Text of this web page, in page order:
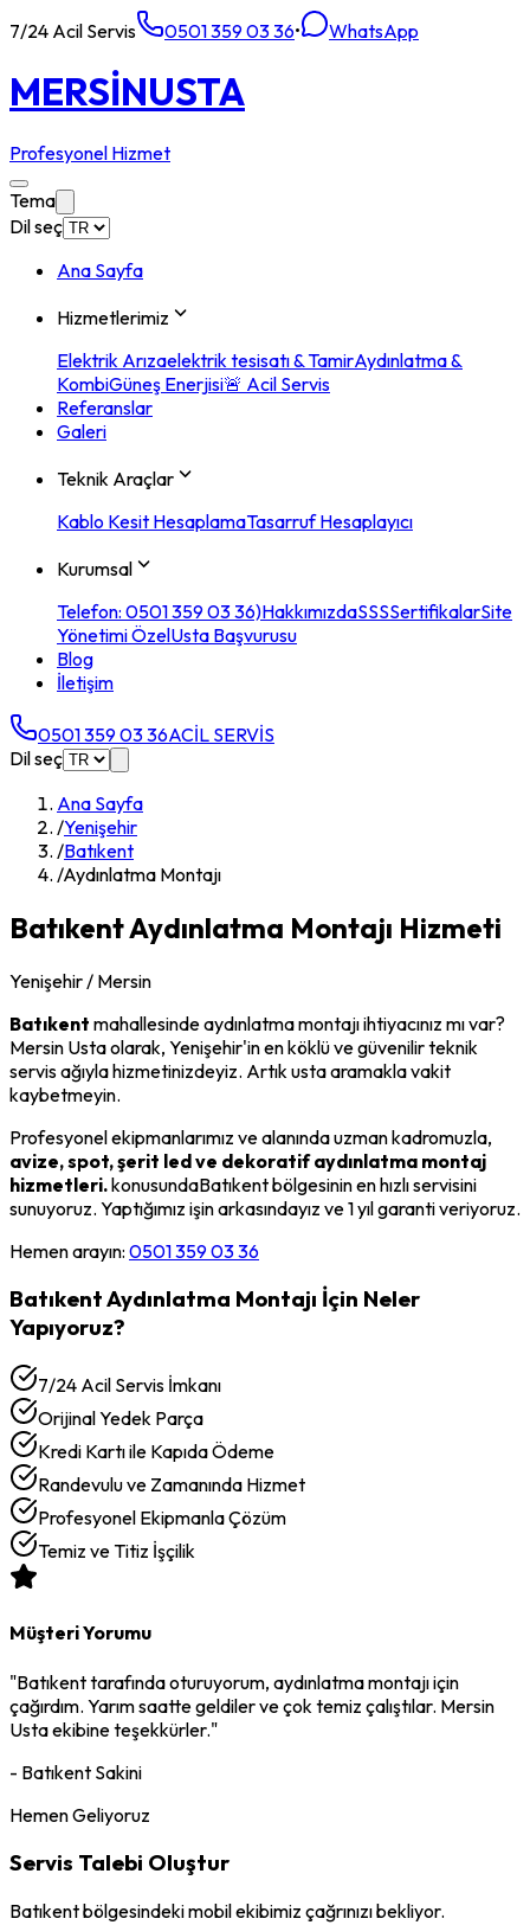
7/24 Acil Servis 0501 359 03 36• WhatsApp
MERSİNUSTA
Profesyonel Hizmet
Tema
Dil seç
Ana Sayfa
Hizmetlerimiz
Elektrik Arızaelektrik tesisatı & TamirAydınlatma &
KombiGüneş Enerjisi🚨 Acil Servis
Referanslar
Galeri
Teknik Araçlar
Kablo Kesit HesaplamaTasarruf Hesaplayıcı
Kurumsal
Telefon: 0501 359 03 36)HakkımızdaSSSSertifikalarSite
Yönetimi ÖzelUsta Başvurusu
Blog
İletişim
0501 359 03 36ACİL SERVİS
Dil seç
Ana Sayfa
/Yenişehir
/Batıkent
/Aydınlatma Montajı
BatıkentAydınlatma Montajı Hizmeti
Yenişehir / Mersin
Batıkent mahallesindeaydınlatma montajıihtiyacınız mı var?
Mersin Usta olarak, Yenişehir'in en köklü ve güvenilir teknik
servis ağıyla hizmetinizdeyiz. Artık usta aramakla vakit
kaybetmeyin.
Profesyonel ekipmanlarımız ve alanında uzman kadromuzla,
avize, spot, şerit led ve dekoratif aydınlatma montaj
hizmetleri.konusundaBatıkentbölgesinin en hızlı servisini
sunuyoruz. Yaptığımız işin arkasındayız ve 1 yıl garanti veriyoruz.
Hemen arayın: 0501 359 03 36
BatıkentAydınlatma Montajı İçin Neler
Yapıyoruz?
7/24 Acil Servis İmkanı
Orijinal Yedek Parça
Kredi Kartı ile Kapıda Ödeme
Randevulu ve Zamanında Hizmet
Profesyonel Ekipmanla Çözüm
Temiz ve Titiz İşçilik
Müşteri Yorumu
"Batıkenttarafında oturuyorum, aydınlatma montajıiçin
çağırdım. Yarım saatte geldiler ve çok temiz çalıştılar. Mersin
Usta ekibine teşekkürler."
- Batıkent Sakini
Hemen Geliyoruz
Servis Talebi Oluştur
Batıkentbölgesindeki mobil ekibimiz çağrınızı bekliyor.